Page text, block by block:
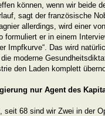
können, wenn wir beide
sagt der französische
allerdings, wird einer
formuliert er in einem
Impfkurve“. Das wird
moderne
den Laden komplett
nur Agent des
seit 68 sind wir Zwei in der